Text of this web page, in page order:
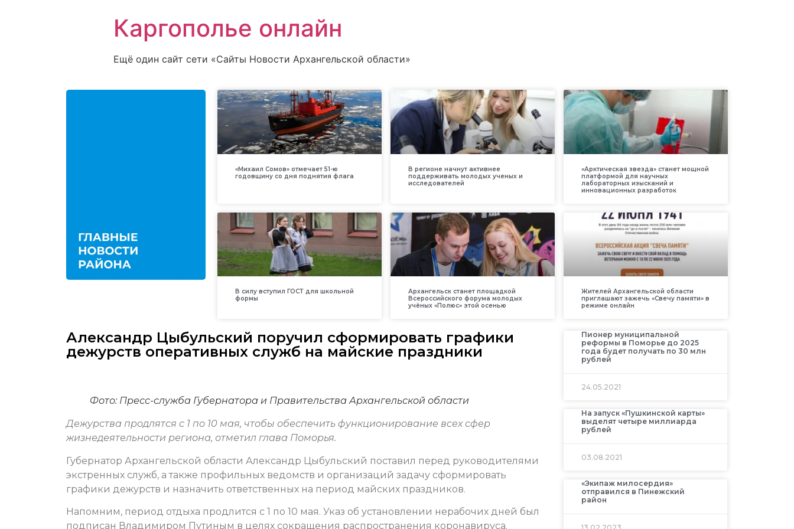
Каргополье онлайн
Ещё один сайт сети «Сайты Новости Архангельской области»
«Михаил Сомов» отмечает 51-ю
годовщину со дня поднятия флага
В регионе начнут активнее
поддерживать молодых ученых и
исследователей
«Арктическая звезда» станет мощной
платформой для научных
лабораторных изысканий и
инновационных разработок
В силу вступил ГОСТ для школьной
формы
Архангельск станет площадкой
Всероссийского форума молодых
учёных «Полюс» этой осенью
Жителей Архангельской области
приглашают зажечь «Свечу памяти» в
режиме онлайн
Александр Цыбульский поручил сформировать графики
дежурств оперативных служб на майские праздники
Фото: Пресс-служба Губернатора и Правительства Архангельской области
Дежурства продлятся с 1 по 10 мая, чтобы обеспечить функционирование всех сфер
жизнедеятельности региона, отметил глава Поморья.
Губернатор Архангельской области Александр Цыбульский поставил перед руководителями
экстренных служб, а также профильных ведомств и организаций задачу сформировать
графики дежурств и назначить ответственных на период майских праздников.
Напомним, период отдыха продлится с 1 по 10 мая. Указ об установлении нерабочих дней был
подписан Владимиром Путиным в целях сокращения распространения коронавируса.
Пионер муниципальной
реформы в Поморье до 2025
года будет получать по 30 млн
рублей
24.05.2021
На запуск «Пушкинской карты»
выделят четыре миллиарда
рублей
03.08.2021
«Экипаж милосердия»
отправился в Пинежский
район